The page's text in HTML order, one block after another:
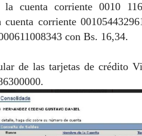
la cuenta corriente 0010
cuenta corriente
con Bs. 16,34.
de las tarjetas de crédito